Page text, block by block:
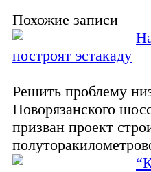
Похожие записи
построят эстакаду
Решить проблему
Новорязанского
призван проект